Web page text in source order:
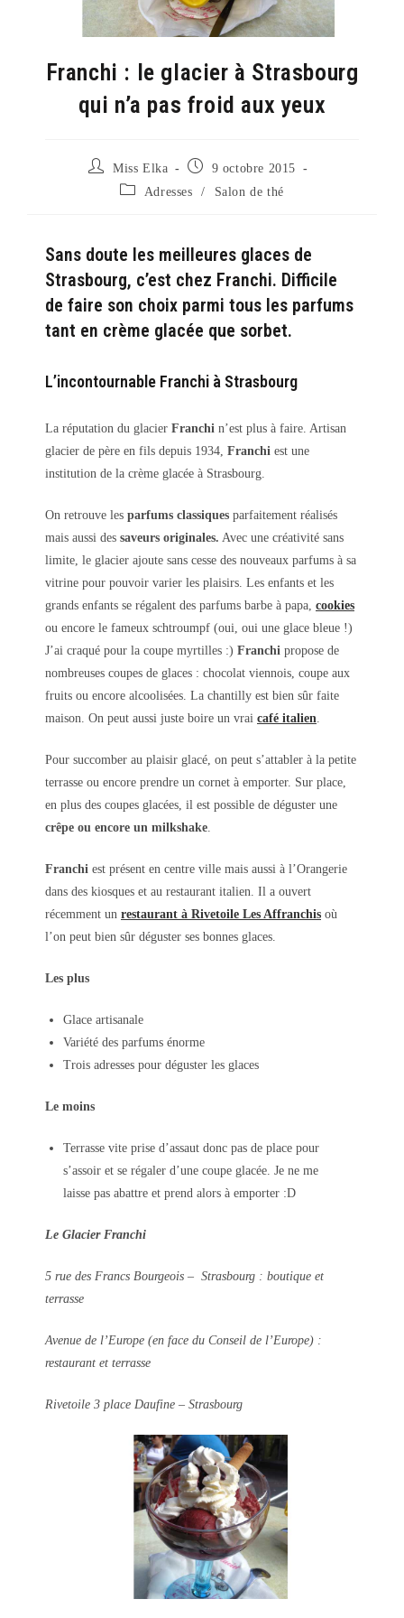
Franchi : le glacier à Strasbourg
qui n’a pas froid aux yeux
Auteur/autrice
Miss Elka
Publication
9 octobre 2015
Post Adresses / Salon de thé
Sans doute les meilleures glaces de
Strasbourg, c’est chez Franchi. Difficile
de faire son choix parmi tous les parfums
tant en crème glacée que sorbet.
L’incontournable Franchi à Strasbourg
La réputation du glacier Franchi n’est plus à faire. Artisan
glacier de père en fils depuis 1934, Franchi est une
institution de la crème glacée à Strasbourg.
On retrouve les parfums classiques parfaitement réalisés
mais aussi des saveurs originales. Avec une créativité sans
limite, le glacier ajoute sans cesse des nouveaux parfums à sa
vitrine pour pouvoir varier les plaisirs. Les enfants et les
grands enfants se régalent des parfums barbe à papa, cookies
ou encore le fameux schtroumpf (oui, oui une glace bleue !)
J’ai craqué pour la coupe myrtilles :) Franchi propose de
nombreuses coupes de glaces : chocolat viennois, coupe aux
fruits ou encore alcoolisées. La chantilly est bien sûr faite
maison. On peut aussi juste boire un vrai café italien.
Pour succomber au plaisir glacé, on peut s’attabler à la petite
terrasse ou encore prendre un cornet à emporter. Sur place,
en plus des coupes glacées, il est possible de déguster une
crêpe ou encore un milkshake.
Franchi est présent en centre ville mais aussi à l’Orangerie
dans des kiosques et au restaurant italien. Il a ouvert
récemment un restaurant à Rivetoile Les Affranchis où
l’on peut bien sûr déguster ses bonnes glaces.
Les plus
Glace artisanale
Variété des parfums énorme
Trois adresses pour déguster les glaces
Le moins
Terrasse vite prise d’assaut donc pas de place pour
s’assoir et se régaler d’une coupe glacée. Je ne me
laisse pas abattre et prend alors à emporter :D
Le Glacier Franchi
5 rue des Francs Bourgeois – Strasbourg : boutique et
terrasse
Avenue de l’Europe (en face du Conseil de l’Europe) :
restaurant et terrasse
Rivetoile 3 place Daufine – Strasbourg